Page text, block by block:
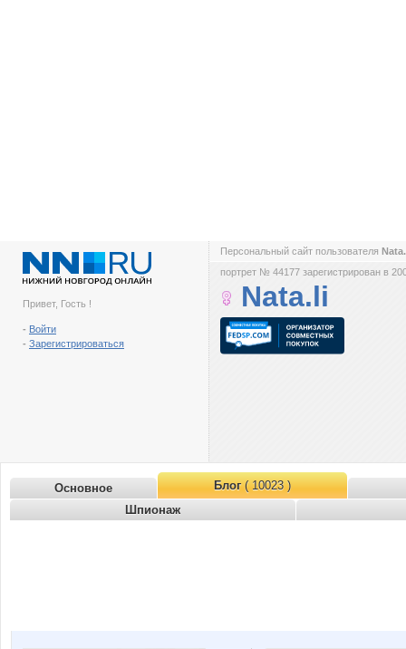
Привет, Гость !
- Войти
- Зарегистрироваться
Персональный сайт пользователя
портрет № 44177 зарегистрирован в
Nata.li
Основное Блог( 10023 )
Шпионаж